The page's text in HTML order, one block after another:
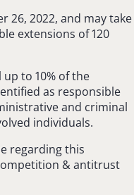
26, 2022, and may take
extensions of 120
to 10% of the
as responsible
and criminal
individuals.
regarding this
& antitrust